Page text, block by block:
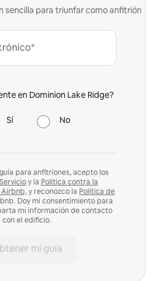
sencilla para triunfar como anfitrión
en Dominion Lake Ridge?
Sí No
para anfitriones, acepto los
y la Política contra la
y reconozco la Política de
Doy mi consentimiento para
mi información de contacto
con el edificio.
mi guía